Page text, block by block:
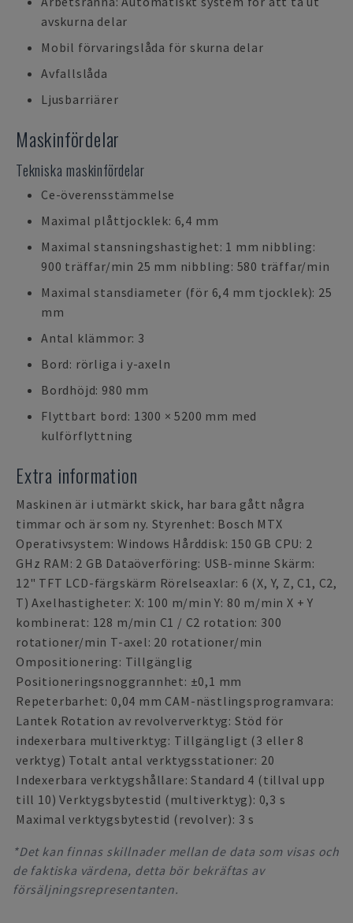
avskurna delar
Mobil förvaringslåda för skurna delar
Avfallslåda
Ljusbarriärer
Maskinfördelar
Tekniska maskinfördelar
Ce-överensstämmelse
Maximal plåttjocklek: 6,4 mm
Maximal stansningshastighet: 1 mm nibbling:
900 träffar/min 25 mm nibbling: 580 träffar/min
Maximal stansdiameter (för 6,4 mm tjocklek): 25
mm
Antal klämmor: 3
Bord: rörliga i y-axeln
Bordhöjd: 980 mm
Flyttbart bord: 1300 × 5200 mm med
kulförflyttning
Extra information
Maskinen är i utmärkt skick, har bara gått några
timmar och är som ny. Styrenhet: Bosch MTX
Operativsystem: Windows Hårddisk: 150 GB CPU: 2
GHz RAM: 2 GB Dataöverföring: USB-minne Skärm:
12" TFT LCD-färgskärm Rörelseaxlar: 6 (X, Y, Z, C1, C2,
T) Axelhastigheter: X: 100 m/min Y: 80 m/min X + Y
kombinerat: 128 m/min C1 / C2 rotation: 300
rotationer/min T-axel: 20 rotationer/min
Ompositionering: Tillgänglig
Positioneringsnoggrannhet: ±0,1 mm
Repeterbarhet: 0,04 mm CAM-nästlingsprogramvara:
Lantek Rotation av revolververktyg: Stöd för
indexerbara multiverktyg: Tillgängligt (3 eller 8
verktyg) Totalt antal verktygsstationer: 20
Indexerbara verktygshållare: Standard 4 (tillval upp
till 10) Verktygsbytestid (multiverktyg): 0,3 s
Maximal verktygsbytestid (revolver): 3 s
*Det kan finnas skillnader mellan de data som visas och
de faktiska värdena, detta bör bekräftas av
försäljningsrepresentanten.